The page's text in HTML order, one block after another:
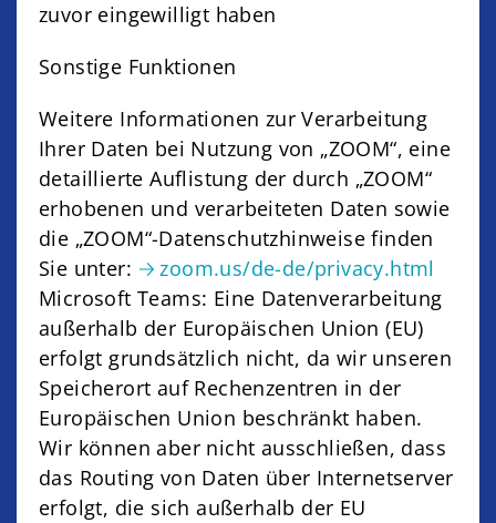
zuvor eingewilligt haben
Sonstige Funktionen
Weitere Informationen zur Verarbeitung
Ihrer Daten bei Nutzung von „ZOOM“, eine
detaillierte Auflistung der durch „ZOOM“
erhobenen und verarbeiteten Daten sowie
die „ZOOM“-Datenschutzhinweise finden
Sie unter:
zoom.us/de-de/privacy.html
Microsoft Teams: Eine Datenverarbeitung
außerhalb der Europäischen Union (EU)
erfolgt grundsätzlich nicht, da wir unseren
Speicherort auf Rechenzentren in der
Europäischen Union beschränkt haben.
Wir können aber nicht ausschließen, dass
das Routing von Daten über Internetserver
erfolgt, die sich außerhalb der EU